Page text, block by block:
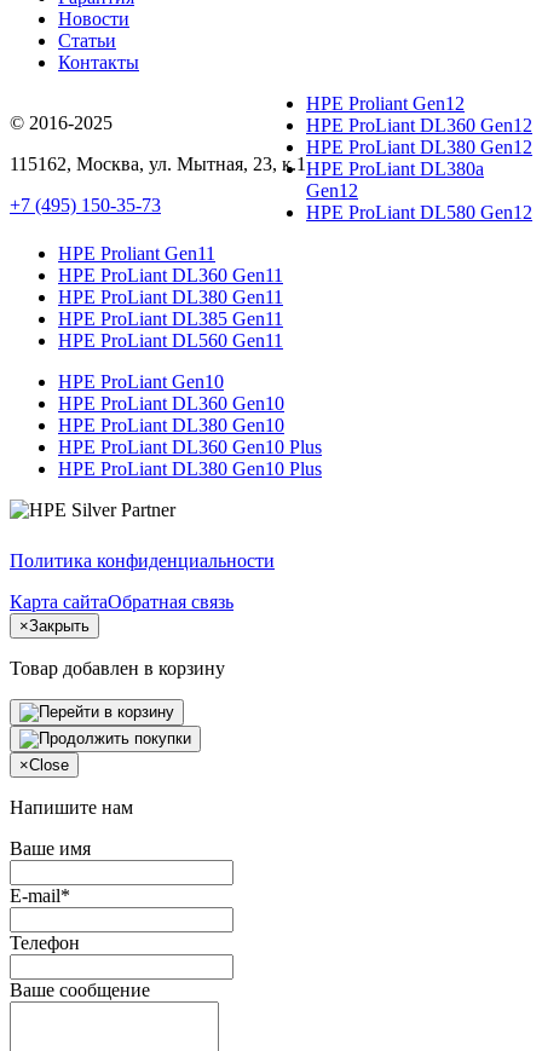
Новости
Статьи
Контакты
© 2016-2025
115162, Москва, ул. Мытная, 23, к.1
+7 (495) 150-35-73
HPE Proliant Gen12
HPE ProLiant DL360 Gen12
HPE ProLiant DL380 Gen12
HPE ProLiant DL380a
Gen12
HPE ProLiant DL580 Gen12
HPE Proliant Gen11
HPE ProLiant DL360 Gen11
HPE ProLiant DL380 Gen11
HPE ProLiant DL385 Gen11
HPE ProLiant DL560 Gen11
HPE ProLiant Gen10
HPE ProLiant DL360 Gen10
HPE ProLiant DL380 Gen10
HPE ProLiant DL360 Gen10 Plus
HPE ProLiant DL380 Gen10 Plus
Политика конфиденциальности
Карта сайтаОбратная связь
×Закрыть
Товар добавлен в корзину
×Close
Напишите нам
Ваше имя
E-mail*
Телефон
Ваше сообщение